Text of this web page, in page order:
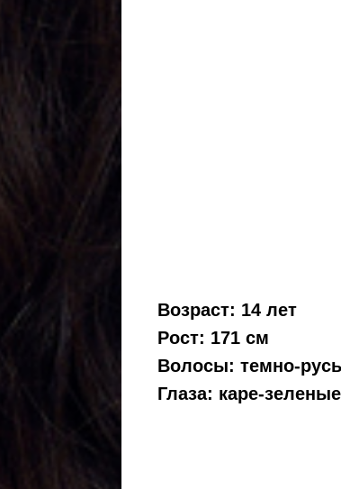
Возраст: 14 лет
Рост: 171 см
Волосы: темно-
Глаза: каре-зеленые